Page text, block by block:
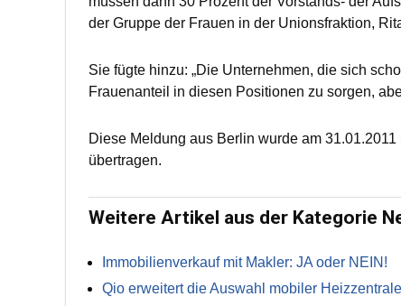
der Gruppe der Frauen in der Unionsfraktion,
Sie fügte hinzu: „Die Unternehmen, die sich
Frauenanteil in diesen Positionen zu sorgen,
Diese Meldung aus Berlin wurde am
übertragen.
Weitere Artikel aus der Kategorie
Immobilienverkauf mit Makler: JA oder NEIN!
Qio erweitert die Auswahl mobiler